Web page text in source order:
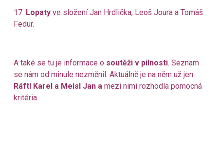
17. Lopaty ve složení Jan Hrdlička, Leoš Joura a Tomáš
Fedur.
A také se tu je informace o soutěži v pilnosti. Seznam
se nám od minule nezměnil. Aktuálně je na něm už jen
Ráftl Karel a Meisl Jan a mezi nimi rozhodla pomocná
kritéria.